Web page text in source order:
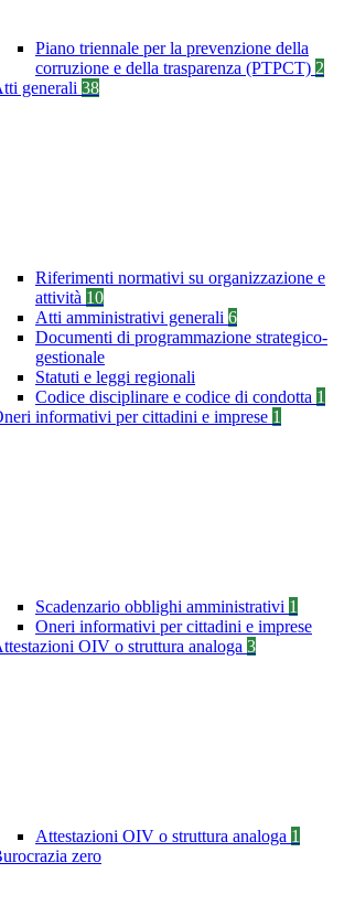
Piano triennale per la prevenzione della
corruzione e della trasparenza (PTPCT) 2
generali 38
Riferimenti normativi su organizzazione e
attività 10
Atti amministrativi generali 6
Documenti di programmazione strategico-
gestionale
Statuti e leggi regionali
Codice disciplinare e codice di condotta 1
informativi per cittadini e imprese 1
Scadenzario obblighi amministrativi 1
Oneri informativi per cittadini e imprese
OIV o struttura analoga 3
Attestazioni OIV o struttura analoga 1
zero